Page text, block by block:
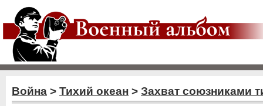
Война > Тихий океан > Захват союзниками